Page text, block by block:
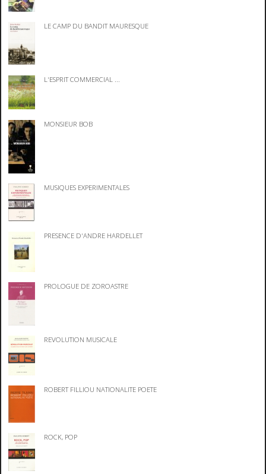
LE CAMP DU BANDIT MAURESQUE
L'ESPRIT COMMERCIAL ...
MONSIEUR BOB
MUSIQUES EXPERIMENTALES
PRESENCE D'ANDRE HARDELLET
PROLOGUE DE ZOROASTRE
REVOLUTION MUSICALE
ROBERT FILLIOU NATIONALITE POETE
ROCK, POP